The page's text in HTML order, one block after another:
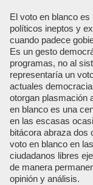
El voto en blanco
políticos ineptos y
cuando padece
Es un gesto
programas, no al
representaría un
actuales
otorgan plasmación
en blanco es una
en las escasas
bitácora abraza dos
voto en blanco en
ciudadanos libres
de manera
opinión y análisis.